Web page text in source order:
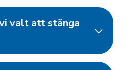
valt att stänga